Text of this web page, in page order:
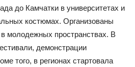
до Камчатки в университетах и
костюмах. Организованы
молодежных пространствах. В
демонстрации
того, в регионах стартовала